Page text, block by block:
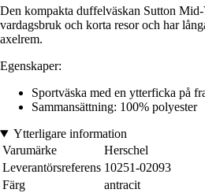
Den kompakta duffelväskan Sutton
vardagsbruk och korta resor och har
axelrem.
Egenskaper:
Sportväska med en ytterficka på
Sammansättning: 100% polyester
Ytterligare information
Varumärke
Herschel
Leverantörsreferens 10251-02093
Färg
antracit